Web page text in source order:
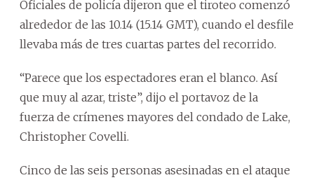
Oficiales de policía dijeron que el tiroteo comenzó
alrededor de las 10.14 (15.14 GMT), cuando el desfile
llevaba más de tres cuartas partes del recorrido.
“Parece que los espectadores eran el blanco. Así
que muy al azar, triste”, dijo el portavoz de la
fuerza de crímenes mayores del condado de Lake,
Christopher Covelli.
Cinco de las seis personas asesinadas en el ataque